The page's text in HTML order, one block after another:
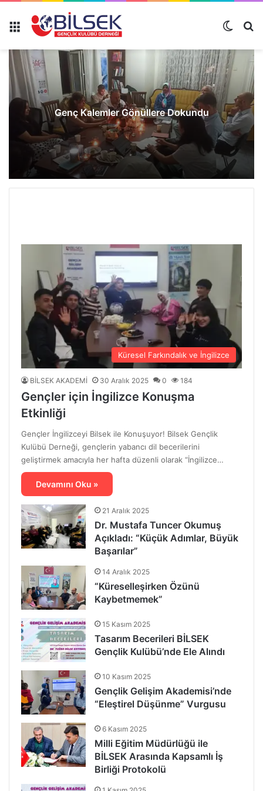
Genç Kalemler Gönüllere Dokundu
Küresel Farkındalık ve İngilizce
BİLSEK AKADEMİ 30 Aralık 2025 0 184
Gençler için İngilizce Konuşma
Etkinliği
Gençler İngilizceyi Bilsek ile Konuşuyor! Bilsek Gençlik
Kulübü Derneği, gençlerin yabancı dil becerilerini
geliştirmek amacıyla her hafta düzenli olarak “İngilizce…
Devamını Oku »
21 Aralık 2025
Dr. Mustafa Tuncer Okumuş
Açıkladı: “Küçük Adımlar, Büyük
Başarılar”
14 Aralık 2025
“Küreselleşirken Özünü
Kaybetmemek”
15 Kasım 2025
Tasarım Becerileri BİLSEK
Gençlik Kulübü’nde Ele Alındı
10 Kasım 2025
Gençlik Gelişim Akademisi’nde
“Eleştirel Düşünme” Vurgusu
6 Kasım 2025
Milli Eğitim Müdürlüğü ile
BİLSEK Arasında Kapsamlı İş
Birliği Protokolü